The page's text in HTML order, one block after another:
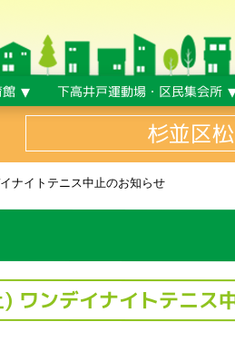
杉並区
ナイトテニス中止のお知らせ
ワンデイナイトテニス
下高井戸運動場・区民集会所